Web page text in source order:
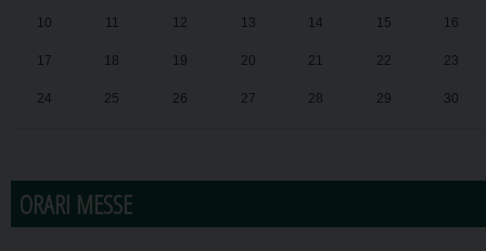
10 11 12 13 14 15 16
17 18 19 20 21 22 23
24 25 26 27 28 29 30
ORARI MESSE